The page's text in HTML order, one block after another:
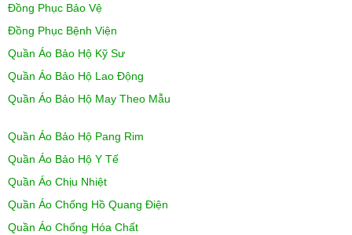
Đồng Phục Bảo Vệ
Đồng Phục Bệnh Viện
Quần Áo Bảo Hộ Kỹ Sư
Quần Áo Bảo Hộ Lao Động
Quần Áo Bảo Hộ May Theo Mẫu
Quần Áo Bảo Hộ Pang Rim
Quần Áo Bảo Hộ Y Tế
Quần Áo Chịu Nhiệt
Quần Áo Chống Hồ Quang Điện
Quần Áo Chống Hóa Chất